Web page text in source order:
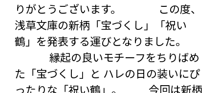
りがとうございます。 この度、
浅草文庫の新柄「宝づくし」「祝い
鶴」を発表する運びとなりました。
縁起の良いモチーフをちりばめ
た「宝づくし」と ハレの日の装いにぴ
ったりな「祝い鶴」。 今回は新柄